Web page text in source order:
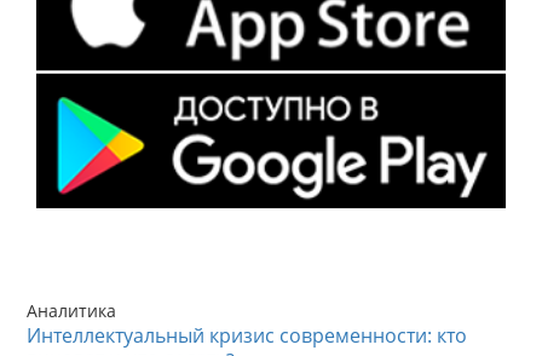
Аналитика
Интеллектуальный кризис современности: кто